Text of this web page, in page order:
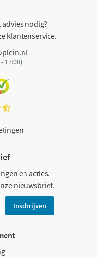
nodig?
klantenservice.
17:00)
en acties.
nieuwsbrief.
Inschrijven